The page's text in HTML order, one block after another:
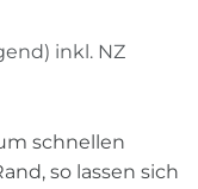
inkl. NZ
schnellen
so lassen sich